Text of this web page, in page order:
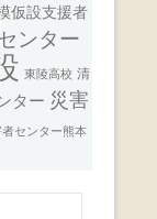
仮設支援者
ンター
東陵高校 清
ター 災害
センター熊本